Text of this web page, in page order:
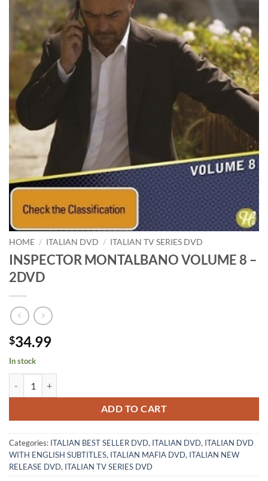
HOME / ITALIAN DVD / ITALIAN TV SERIES DVD
INSPECTOR MONTALBANO VOLUME 8 –
2DVD
$34.99
In stock
ADD TO CART
Categories: ITALIAN BEST SELLER DVD, ITALIAN DVD, ITALIAN DVD
WITH ENGLISH SUBTITLES, ITALIAN MAFIA DVD, ITALIAN NEW
RELEASE DVD, ITALIAN TV SERIES DVD